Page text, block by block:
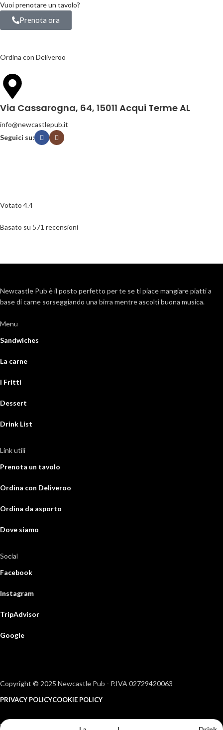
Vuoi prenotare un tavolo?
Prenota ora
Ordina con Deliveroo
Via Cassarogna, 64, 15011 Acqui Terme AL
info@newcastlepub.it
Seguici su:
Votato 4.4
Basato su 571 recensioni
Newcastle Pub è il posto perfetto per te se ti piace mangiare piatti a
base di carne sorseggiando una birra mentre ascolti buona musica.
Menu
Sandwiches
La carne
I Fritti
Dessert
Drink List
Link utili
Prenota un tavolo
Ordina con Deliveroo
Ordina da asporto
Dove siamo
Social
Facebook
Instagram
TripAdvisor
Google
Copyright © 2025 Newcastle Pub - P.IVA 02729420063
PRIVACY POLICYCOOKIE POLICY
Preferenze privacy